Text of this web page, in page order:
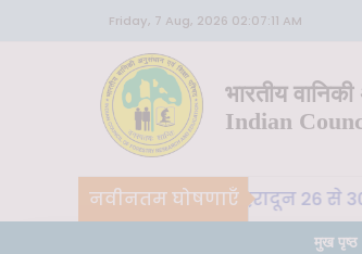
Friday, 7 Aug, 2026 02:07:11 AM
भारतीय
Indian
नवीनतम घोषणाएँ
भा. वा. अ. शि. प. , देहरादून 26 से 30
मुख पृष्ठ